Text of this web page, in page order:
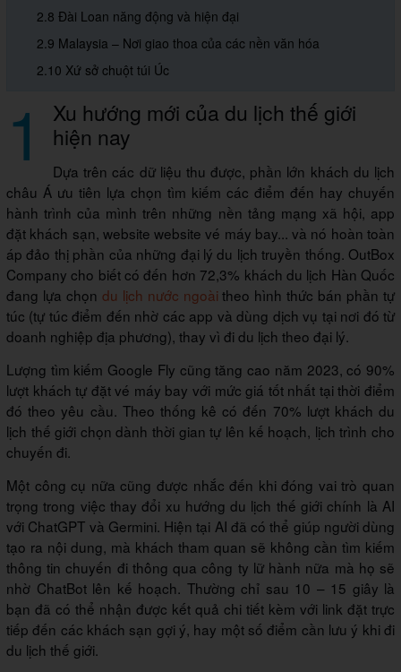
2.8 Đài Loan năng động và hiện đại
2.9 Malaysia – Nơi giao thoa của các nền văn hóa
2.10 Xứ sở chuột túi Úc
1 Xu hướng mới của du lịch thế giới
hiện nay
Dựa trên các dữ liệu thu được, phần lớn khách du lịch
châu Á ưu tiên lựa chọn tìm kiếm các điểm đến hay chuyến
hành trình của mình trên những nền tảng mạng xã hội, app
đặt khách sạn, website website vé máy bay... và nó hoàn toàn
áp đảo thị phần của những đại lý du lịch truyền thống. OutBox
Company cho biết có đến hơn 72,3% khách du lịch Hàn Quốc
đang lựa chọn du lịch nước ngoài theo hình thức bán phần tự
túc (tự túc điểm đến nhờ các app và dùng dịch vụ tại nơi đó từ
doanh nghiệp địa phương), thay vì đi du lịch theo đại lý.
Lượng tìm kiếm Google Fly cũng tăng cao năm 2023, có 90%
lượt khách tự đặt vé máy bay với mức giá tốt nhất tại thời điểm
đó theo yêu cầu. Theo thống kê có đến 70% lượt khách du
lịch thế giới chọn dành thời gian tự lên kế hoạch, lịch trình cho
chuyến đi.
Một công cụ nữa cũng được nhắc đến khi đóng vai trò quan
trọng trong việc thay đổi xu hướng du lịch thế giới chính là AI
với ChatGPT và Germini. Hiện tại AI đã có thể giúp người dùng
tạo ra nội dung, mà khách tham quan sẽ không cần tìm kiếm
thông tin chuyến đi thông qua công ty lữ hành nữa mà họ sẽ
nhờ ChatBot lên kế hoạch. Thường chỉ sau 10 – 15 giây là
bạn đã có thể nhận được kết quả chi tiết kèm với link đặt trực
tiếp đến các khách sạn gợi ý, hay một số điểm cần lưu ý khi đi
du lịch thế giới.